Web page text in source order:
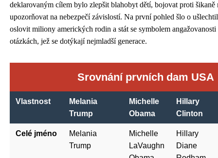
deklarovaným cílem bylo zlepšit blahobyt dětí, bojovat proti šikaně
upozorňovat na nebezpečí závislostí. Na první pohled šlo o
oslovit miliony amerických rodin a stát se symbolem
otázkách, jež se dotýkají nejmladší generace.
Srovnání prvních dam USA
Vlastnost
Melania
Trump
Michelle
Obama
Hillary
Clinton
Celé jméno
Melania
Trump
Michelle
LaVaughn
Hillary
Diane